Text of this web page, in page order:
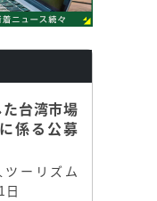
台湾市場
係る公募
ーリズム
日